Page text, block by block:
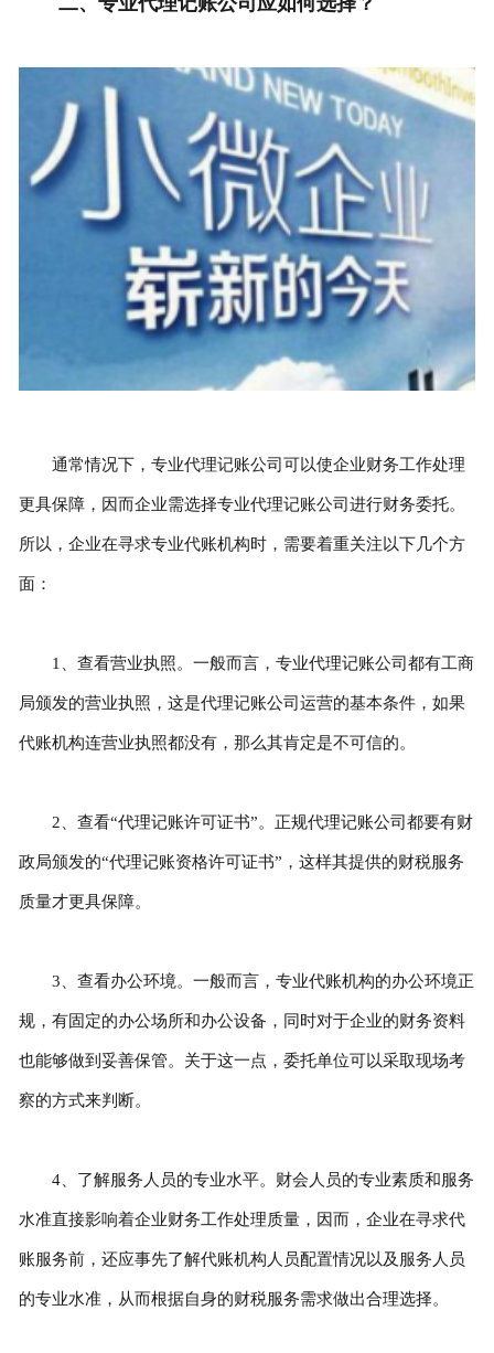
通常情况下，专业代理记账公司可以使企业财务工作处理
更具保障，因而企业需选择专业代理记账公司进行财务委托。
所以，企业在寻求专业代账机构时，需要着重关注以下几个方
面：
1、查看营业执照。一般而言，专业代理记账公司都有工商
局颁发的营业执照，这是代理记账公司运营的基本条件，如果
代账机构连营业执照都没有，那么其肯定是不可信的。
2、查看“代理记账许可证书”。正规代理记账公司都要有财
政局颁发的“代理记账资格许可证书”，这样其提供的财税服务
质量才更具保障。
3、查看办公环境。一般而言，专业代账机构的办公环境正
规，有固定的办公场所和办公设备，同时对于企业的财务资料
也能够做到妥善保管。关于这一点，委托单位可以采取现场考
察的方式来判断。
4、了解服务人员的专业水平。财会人员的专业素质和服务
水准直接影响着企业财务工作处理质量，因而，企业在寻求代
账服务前，还应事先了解代账机构人员配置情况以及服务人员
的专业水准，从而根据自身的财税服务需求做出合理选择。